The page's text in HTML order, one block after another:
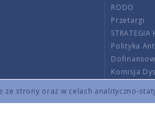
strony oraz w celach analityczno-
RODO
Przetargi
STRATEGIA
Polityka
Komisja
Wnoszenie